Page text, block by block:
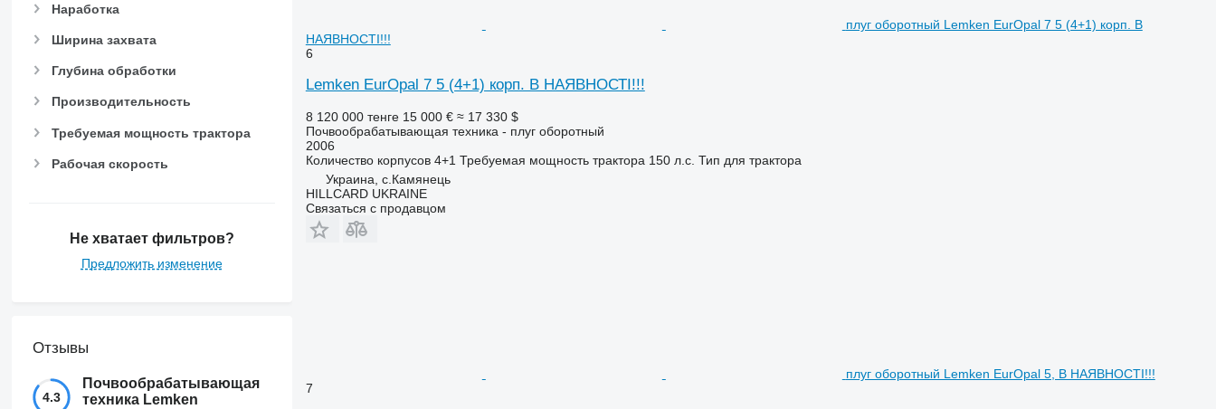
Наработка
Ширина захвата
Глубина обработки
Производительность
Требуемая мощность трактора
Рабочая скорость
Не хватает фильтров?
Предложить изменение
Отзывы
4.3
Почвообрабатывающая
техника Lemken
плуг оборотный Lemken EurOpal 7 5 (4+1) корп. В
НАЯВНОСТІ!!!
6
Lemken EurOpal 7 5 (4+1) корп. В НАЯВНОСТІ!!!
8 120 000 тенге 15 000 € ≈ 17 330 $
Почвообрабатывающая техника - плуг оборотный
2006
Количество корпусов 4+1 Требуемая мощность трактора 150 л.с. Тип для трактора
Украина, с.Камянець
HILLCARD UKRAINE
Связаться с продавцом
плуг оборотный Lemken EurOpal 5, В НАЯВНОСТІ!!!
7